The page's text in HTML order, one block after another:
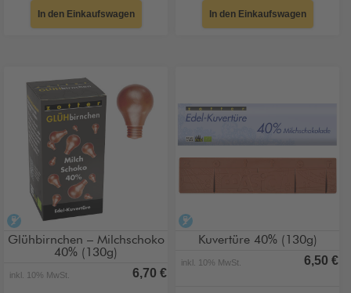
In den Einkaufswagen In den Einkaufswagen
alkoholfrei
Glühbirnchen – Milchschoko
40% (130g)
inkl. 10% MwSt. 6,70 €
Kuvertüre 40% (130g)
inkl. 10% MwSt. 6,50 €